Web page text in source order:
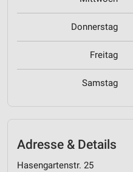
Donnerstag
Freitag
Samstag
Adresse & Details
Hasengartenstr. 25